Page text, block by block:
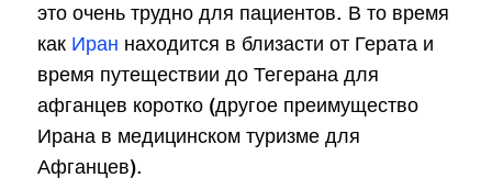
это очень трудно для пациентов. В то время
как Иран находится в близасти от Герата и
время путеществии до Тегерана для
афганцев коротко (другое преимущество
Ирана в медицинском туризме для
Афганцев).